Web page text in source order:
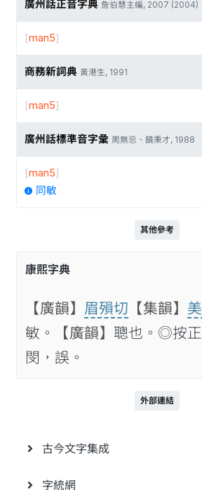
廣州話正音字典 詹伯慧主編, 2007 (2004)
[man5]
商務新詞典 黃港生, 1991
[man5]
廣州話標準音字彙 周無忌、饒秉才, 1988
[man5]
同敏
其他參考
康熙字典
【廣韻】 眉殞切 【集韻】
敏。
【廣韻】 聰也。◎按
閔，誤。
外部連結
古今文字集成
字統網